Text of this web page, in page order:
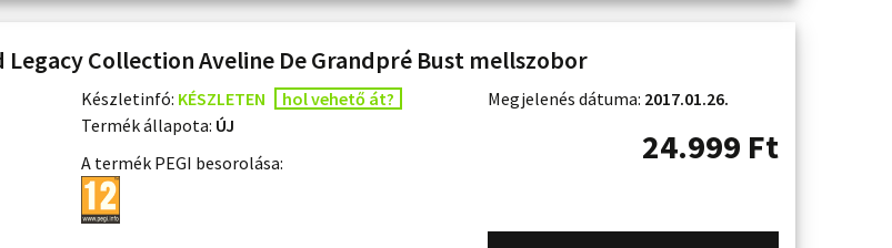
Legacy Collection Aveline De Grandpré Bust mellszobor
Készletinfó: KÉSZLETEN
hol vehető át?
Termék állapota: ÚJ
A termék PEGI besorolása:
Megjelenés dátuma: 2017.01.26.
24.999 Ft